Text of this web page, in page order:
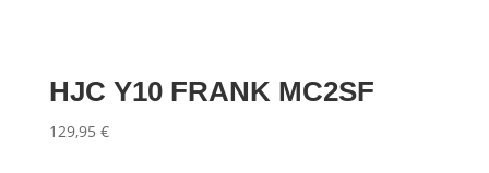
HJC Y10 FRANK MC2SF
129,95 €